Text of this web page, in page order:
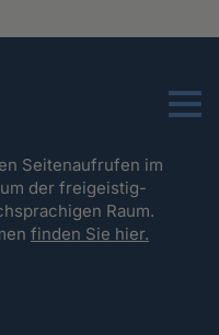
Menu
Seitenaufrufen im
der freigeistig-
Raum.
finden Sie hier.